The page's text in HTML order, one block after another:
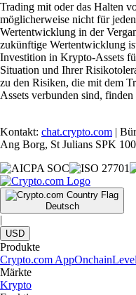
Trading mit oder das Halten
möglicherweise nicht für
Wertentwicklung in der
zukünftige Wertentwicklung
Investition in Krypto-Assets
Situation und Ihrer
zu den Risiken, die mit dem
Assets verbunden sind, finden
Kontakt: chat.crypto.com |
Ang Borg, St Julians SPK
Deutsch
|
USD
Produkte
Crypto.com AppOnchain
Märkte
Krypto